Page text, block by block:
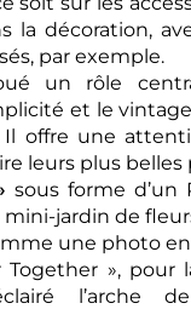
la décoration,
par exemple.
un rôle
et le
offre une
leurs plus belles
sous forme d’un
jardin de
une photo
Together », pour
l’arche